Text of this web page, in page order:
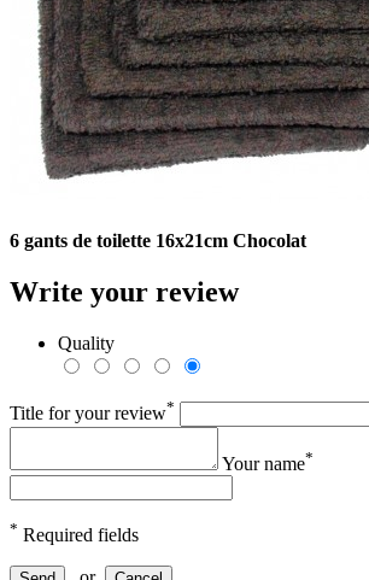
6 gants de toilette 16x21cm Chocolat
Write your review
Quality
Title for your review*
Your name*
* Required fields